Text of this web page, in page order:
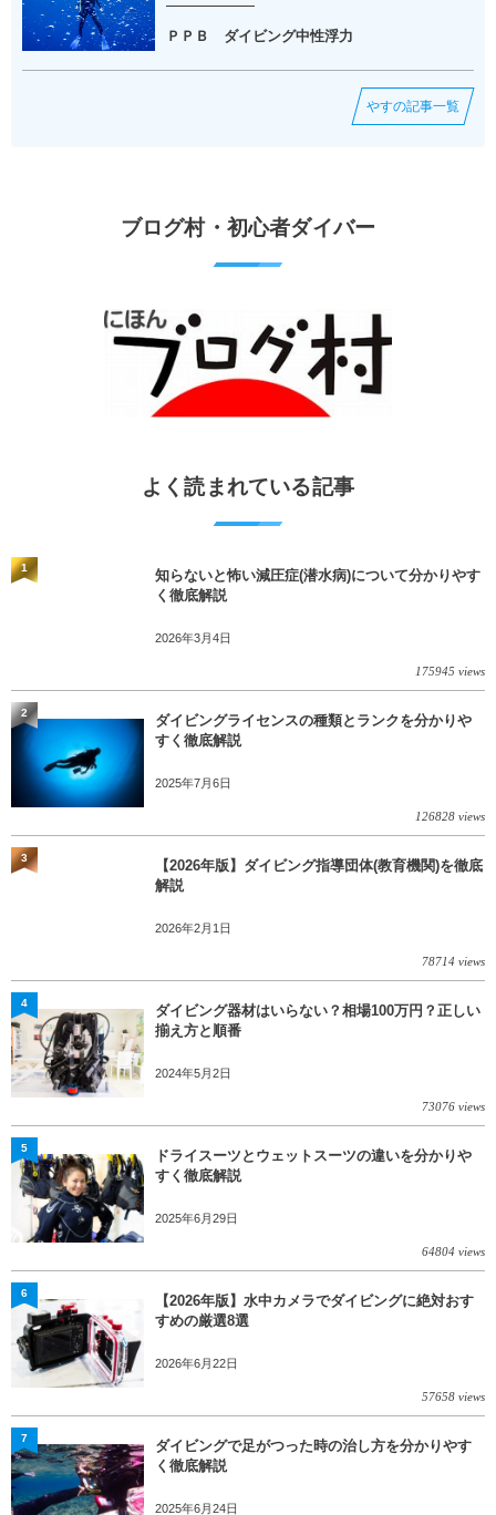
ＰＰＢ ダイビング中性浮力
やすの記事一覧
ブログ村・初心者ダイバー
よく読まれている記事
知らないと怖い減圧症(潜水病)について分かりやす
く徹底解説
2026年3月4日
175945 views
1
ダイビングライセンスの種類とランクを分かりや
すく徹底解説
2025年7月6日
126828 views
2
【2026年版】ダイビング指導団体(教育機関)を徹底
解説
2026年2月1日
78714 views
3
ダイビング器材はいらない？相場100万円？正しい
揃え方と順番
2024年5月2日
73076 views
4
ドライスーツとウェットスーツの違いを分かりや
すく徹底解説
2025年6月29日
64804 views
5
【2026年版】水中カメラでダイビングに絶対おす
すめの厳選8選
2026年6月22日
57658 views
6
ダイビングで足がつった時の治し方を分かりやす
く徹底解説
2025年6月24日
7